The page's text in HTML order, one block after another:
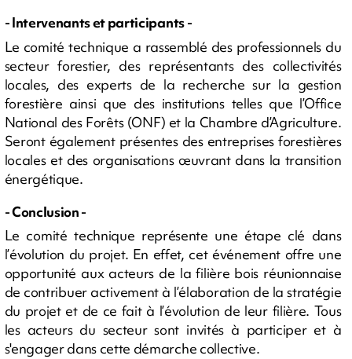
- Intervenants et participants -
Le comité technique a rassemblé des professionnels du
secteur forestier, des représentants des collectivités
locales, des experts de la recherche sur la gestion
forestière ainsi que des institutions telles que l’Office
National des Forêts (ONF) et la Chambre d’Agriculture.
Seront également présentes des entreprises forestières
locales et des organisations œuvrant dans la transition
énergétique.
- Conclusion -
Le comité technique représente une étape clé dans
l’évolution du projet. En effet, cet événement offre une
opportunité aux acteurs de la filière bois réunionnaise
de contribuer activement à l’élaboration de la stratégie
du projet et de ce fait à l’évolution de leur filière. Tous
les acteurs du secteur sont invités à participer et à
s'engager dans cette démarche collective.